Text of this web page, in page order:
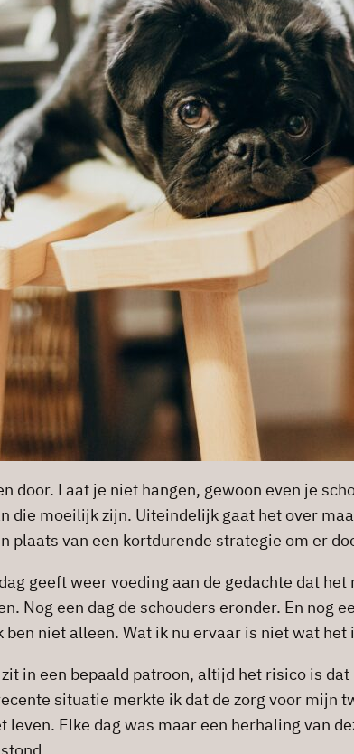
door. Laat je niet hangen, gewoon even je
die moeilijk zijn. Uiteindelijk gaat het over
plaats van een kortdurende strategie om er
geeft weer voeding aan de gedachte dat
Nog een dag de schouders eronder. En
niet alleen. Wat ik nu ervaar is niet wat het
in een bepaald patroon, altijd het risico is
situatie merkte ik dat de zorg voor mijn
Elke dag was maar een herhaling van